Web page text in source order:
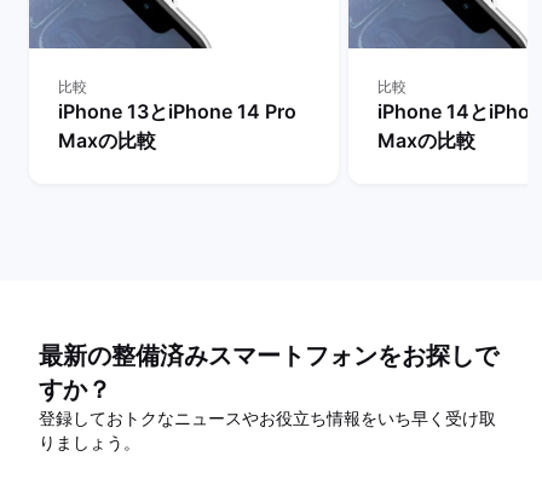
比較
iPhone 13とiPhone 14 Pro
Maxの比較
比較
iPhone 14と
Maxの比較
最新の整備済みスマートフォンをお探しで
すか？
登録しておトクなニュースやお役立ち情報をいち早く受け取
りましょう。